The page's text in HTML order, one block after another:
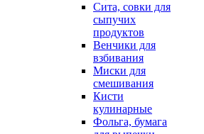
Сита, совки для
сыпучих
продуктов
Венчики для
взбивания
Миски для
смешивания
Кисти
кулинарные
Фольга, бумага